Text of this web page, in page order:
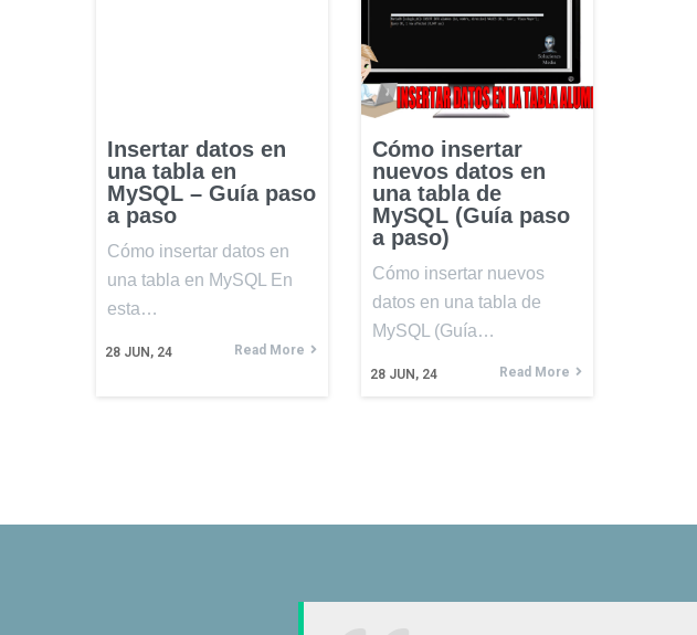
Insertar datos en
una tabla en
MySQL – Guía paso
a paso
28 JUN, 24
Cómo insertar datos en
una tabla en MySQL En
esta…
Read More
Cómo insertar
nuevos datos en
una tabla de
MySQL (Guía paso
a paso)
28 JUN, 24
Cómo insertar nuevos
datos en una tabla de
MySQL (Guía…
Read More